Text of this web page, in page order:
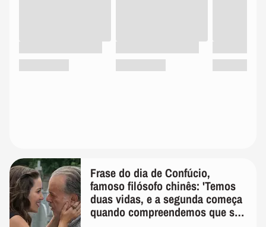
Frase do dia de Confúcio,
famoso filósofo chinês: 'Temos
duas vidas, e a segunda começa
quando compreendemos que só